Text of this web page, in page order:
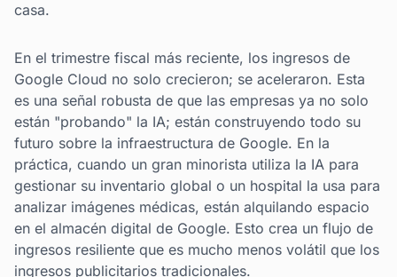
casa.
En el trimestre fiscal más reciente, los ingresos de
Google Cloud no solo crecieron; se aceleraron. Esta
es una señal robusta de que las empresas ya no solo
están "probando" la IA; están construyendo todo su
futuro sobre la infraestructura de Google. En la
práctica, cuando un gran minorista utiliza la IA para
gestionar su inventario global o un hospital la usa para
analizar imágenes médicas, están alquilando espacio
en el almacén digital de Google. Esto crea un flujo de
ingresos resiliente que es mucho menos volátil que los
ingresos publicitarios tradicionales.